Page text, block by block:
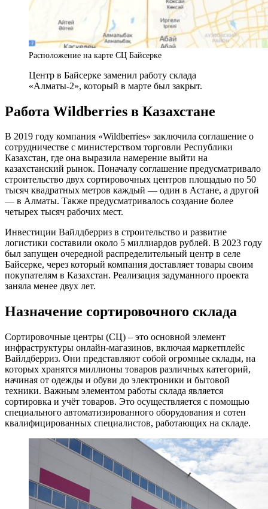
Расположение на карте СЦ Байсерке
Центр в Байсерке заменил работу склада
«Алматы-2», который в марте был закрыт.
Работа Wildberries в Казахстане
В 2019 году компания «Wildberries» заключила соглашение о
сотрудничестве с министерством торговли Республики
Казахстан, где она выразила намерение выйти на
казахстанский рынок. Поначалу соглашение предусматривало
строительство двух сортировочных центров площадью по 50
тысяч квадратных метров каждый — один в Астане, а другой
— в Алматы. Также предусматривалось создание более
четырех тысяч рабочих мест.
Инвестиции Вайлдберриз в строительство и развитие
логистики составили около 5 миллиардов рублей. В 2023 году
был запущен очередной распределительный центр в селе
Байсерке, через который компания доставляет товары своим
покупателям в Казахстан. Реализация задуманного проекта
заняла менее двух лет.
Назначение сортировочного склада
Сортировочные центры (СЦ) – это основной элемент
инфраструктуры онлайн-магазинов, включая маркетплейс
Вайлдберриз. Они представляют собой огромные склады, на
которых хранятся миллионы товаров различных категорий,
начиная от одежды и обуви до электроники и бытовой
техники. Важным элементом работы склада является
сортировка и учёт товаров. Это осуществляется с помощью
специального автоматизированного оборудования и сотен
квалифицированных специалистов, работающих на складе.